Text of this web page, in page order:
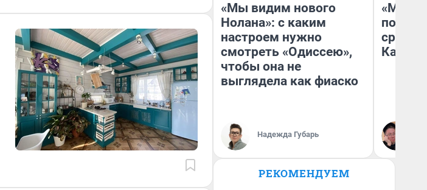
«Мы видим нового
Нолана»: с каким
настроем нужно
смотреть «Одиссею»,
чтобы она не
выглядела как фиаско
Надежда Губарь
РЕКОМЕНДУЕМ